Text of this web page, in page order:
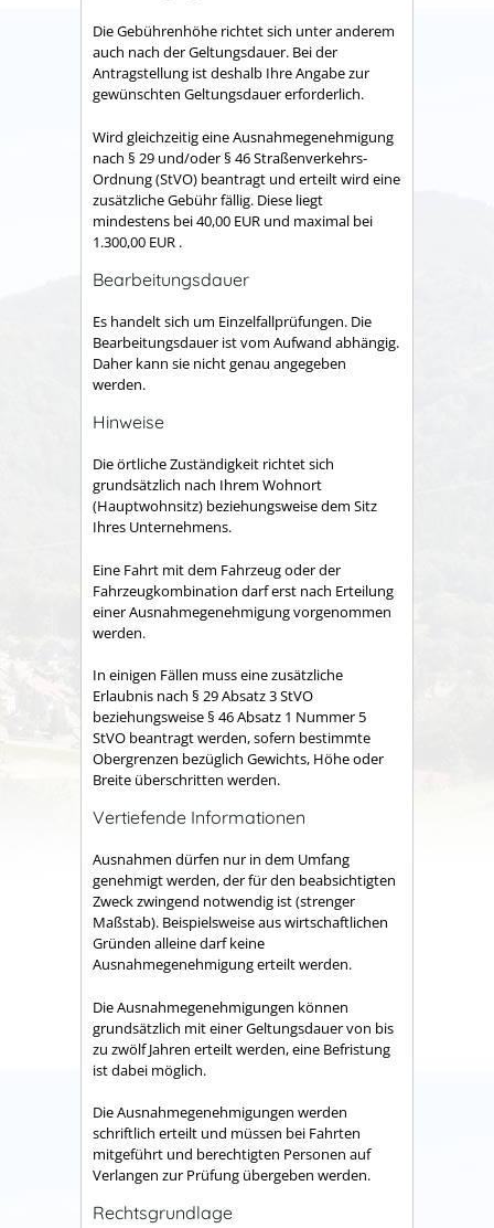
Die Gebührenhöhe richtet sich unter anderem
auch nach der Geltungsdauer. Bei der
Antragstellung ist deshalb Ihre Angabe zur
gewünschten Geltungsdauer erforderlich.
Wird gleichzeitig eine Ausnahmegenehmigung
nach § 29 und/oder § 46 Straßenverkehrs-
Ordnung (StVO) beantragt und erteilt wird eine
zusätzliche Gebühr fällig. Diese liegt
mindestens bei 40,00 EUR und maximal bei
1.300,00 EUR .
Bearbeitungsdauer
Es handelt sich um Einzelfallprüfungen. Die
Bearbeitungsdauer ist vom Aufwand abhängig.
Daher kann sie nicht genau angegeben
werden.
Hinweise
Die örtliche Zuständigkeit richtet sich
grundsätzlich nach Ihrem Wohnort
(Hauptwohnsitz) beziehungsweise dem Sitz
Ihres Unternehmens.
Eine Fahrt mit dem Fahrzeug oder der
Fahrzeugkombination darf erst nach Erteilung
einer Ausnahmegenehmigung vorgenommen
werden.
In einigen Fällen muss eine zusätzliche
Erlaubnis nach § 29 Absatz 3 StVO
beziehungsweise § 46 Absatz 1 Nummer 5
StVO beantragt werden, sofern bestimmte
Obergrenzen bezüglich Gewichts, Höhe oder
Breite überschritten werden.
Vertiefende Informationen
Ausnahmen dürfen nur in dem Umfang
genehmigt werden, der für den beabsichtigten
Zweck zwingend notwendig ist (strenger
Maßstab). Beispielsweise aus wirtschaftlichen
Gründen alleine darf keine
Ausnahmegenehmigung erteilt werden.
Die Ausnahmegenehmigungen können
grundsätzlich mit einer Geltungsdauer von bis
zu zwölf Jahren erteilt werden, eine Befristung
ist dabei möglich.
Die Ausnahmegenehmigungen werden
schriftlich erteilt und müssen bei Fahrten
mitgeführt und berechtigten Personen auf
Verlangen zur Prüfung übergeben werden.
Rechtsgrundlage